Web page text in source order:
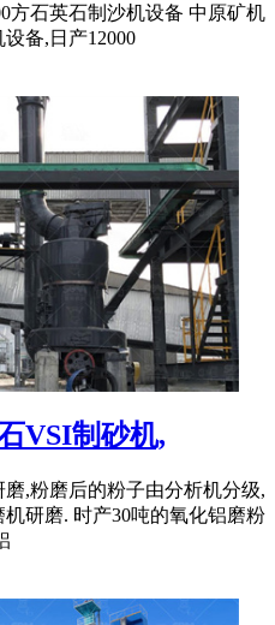
方石英石制沙机设备 中原矿机
备,日产12000
VSI制砂机,
,粉磨后的粉子由分析机分级,
研磨. 时产30吨的氧化铝磨粉